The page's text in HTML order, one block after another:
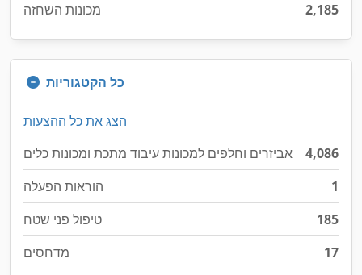
מכונות השחזה
2,185
כל הקטגוריות
הצג את כל ההצעות
אביזרים וחלפים למכונות עיבוד מתכת ומכונות כלים
4,086
הוראות הפעלה
1
טיפול פני שטח
185
מדחסים
17